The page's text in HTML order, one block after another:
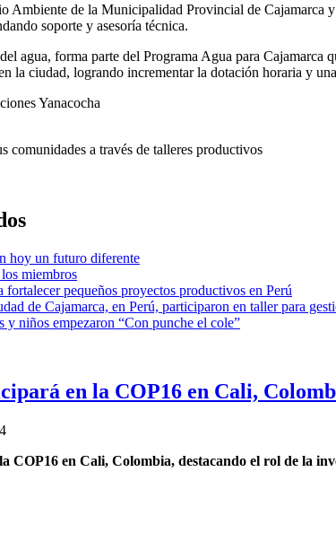
Ambiente de la Municipalidad Provincial de Cajamarca
soporte y asesoría técnica.
agua, forma parte del Programa Agua para Cajamarca
la ciudad, logrando incrementar la dotación horaria y
Yanacocha
comunidades a través de talleres productivos
hoy un futuro diferente
miembros
fortalecer pequeños proyectos productivos en Perú
de Cajamarca, en Perú, participaron en taller para
y niños empezaron “Con punche el cole”
en la COP16 en Cali,
COP16 en Cali, Colombia, destacando el rol de la